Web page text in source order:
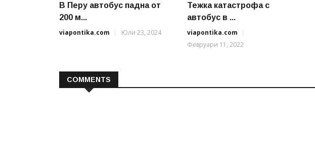
В Перу автобус падна от
200 м...
viapontika.com
Юли 23, 2024
Тежка катастрофа с
автобус в ...
viapontika.com
Февруари 11, 2022
COMMENTS